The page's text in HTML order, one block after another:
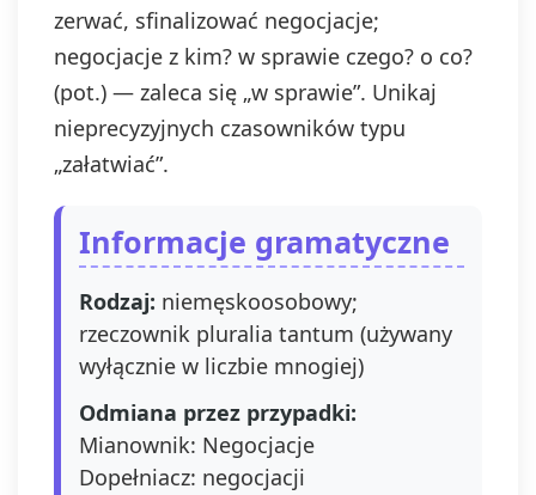
zerwać, sfinalizować negocjacje;
negocjacje z kim? w sprawie czego? o co?
(pot.) — zaleca się „w sprawie”. Unikaj
nieprecyzyjnych czasowników typu
„załatwiać”.
Informacje gramatyczne
Rodzaj: niemęskoosobowy;
rzeczownik pluralia tantum (używany
wyłącznie w liczbie mnogiej)
Odmiana przez przypadki:
Mianownik: Negocjacje
Dopełniacz: negocjacji